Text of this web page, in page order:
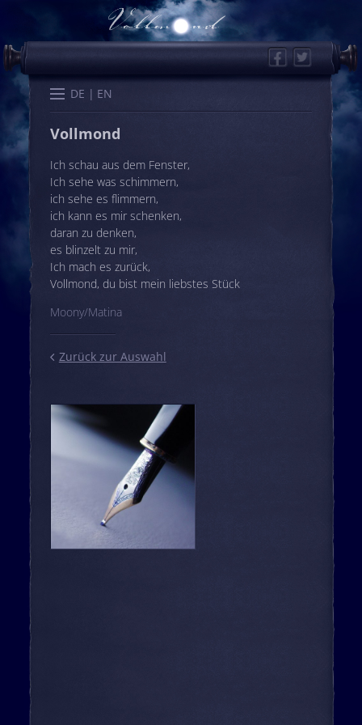
FacebookTwitter
DE EN
Start Kalender Karten
Vollmond
Ich schau aus dem Fenster,
Ich sehe was schimmern,
ich sehe es flimmern,
ich kann es mir schenken,
daran zu denken,
es blinzelt zu mir,
Ich mach es zurück,
Vollmond, du bist mein liebstes Stück
Moony/Matina
Zurück zur Auswahl